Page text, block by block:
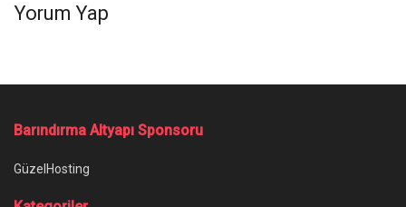
Yorum Yap